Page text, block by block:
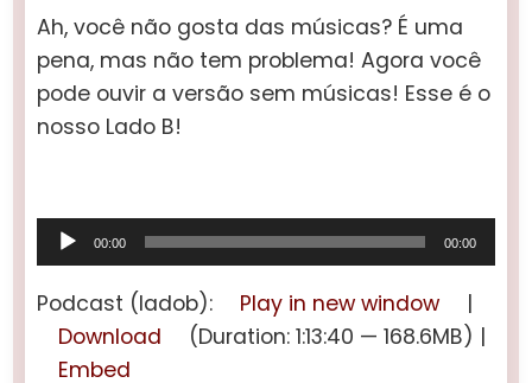
Ah, você não gosta das músicas? É uma
pena, mas não tem problema! Agora você
pode ouvir a versão sem músicas! Esse é o
nosso Lado B!
Tocador
de
áudio
00:00 00:00
Podcast (ladob): Play in new window
Download
Embed